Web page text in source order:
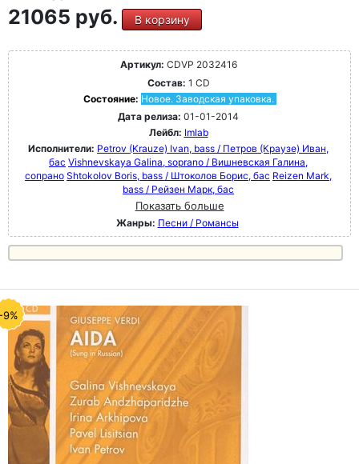
21065 руб. В корзину
Артикул: CDVP 2032416
Состав: 1 CD
Состояние: Новое. Заводская упаковка.
Дата релиза: 01-01-2014
Лейбл: Imlab
Исполнители: Petrov (Krauze) Ivan, bass / Петров (Краузе) Иван,
бас Vishnevskaya Galina, soprano / Вишневская Галина,
сопрано Shtokolov Boris, bass / Штоколов Борис, бас Reizen Mark,
bass / Рейзен Марк, бас
Показать больше
Жанры: Песни / Романсы
9%